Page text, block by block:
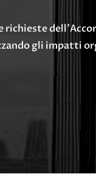
gli impatti